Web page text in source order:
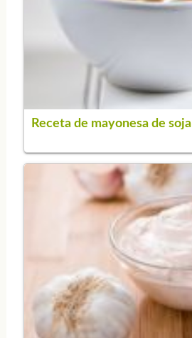
Receta de mayonesa de soja